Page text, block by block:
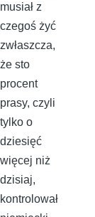
musiał z
czegoś żyć
zwłaszcza,
że sto
procent
prasy, czyli
tylko o
dziesięć
więcej niż
dzisiaj,
kontrolował